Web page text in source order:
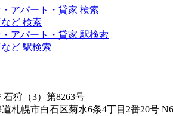
アパート・貸家 検索
ど 検索
アパート・貸家 駅検索
ど 駅検索
狩（3）第8263号
道札幌市白石区菊水6条4丁目2番20号